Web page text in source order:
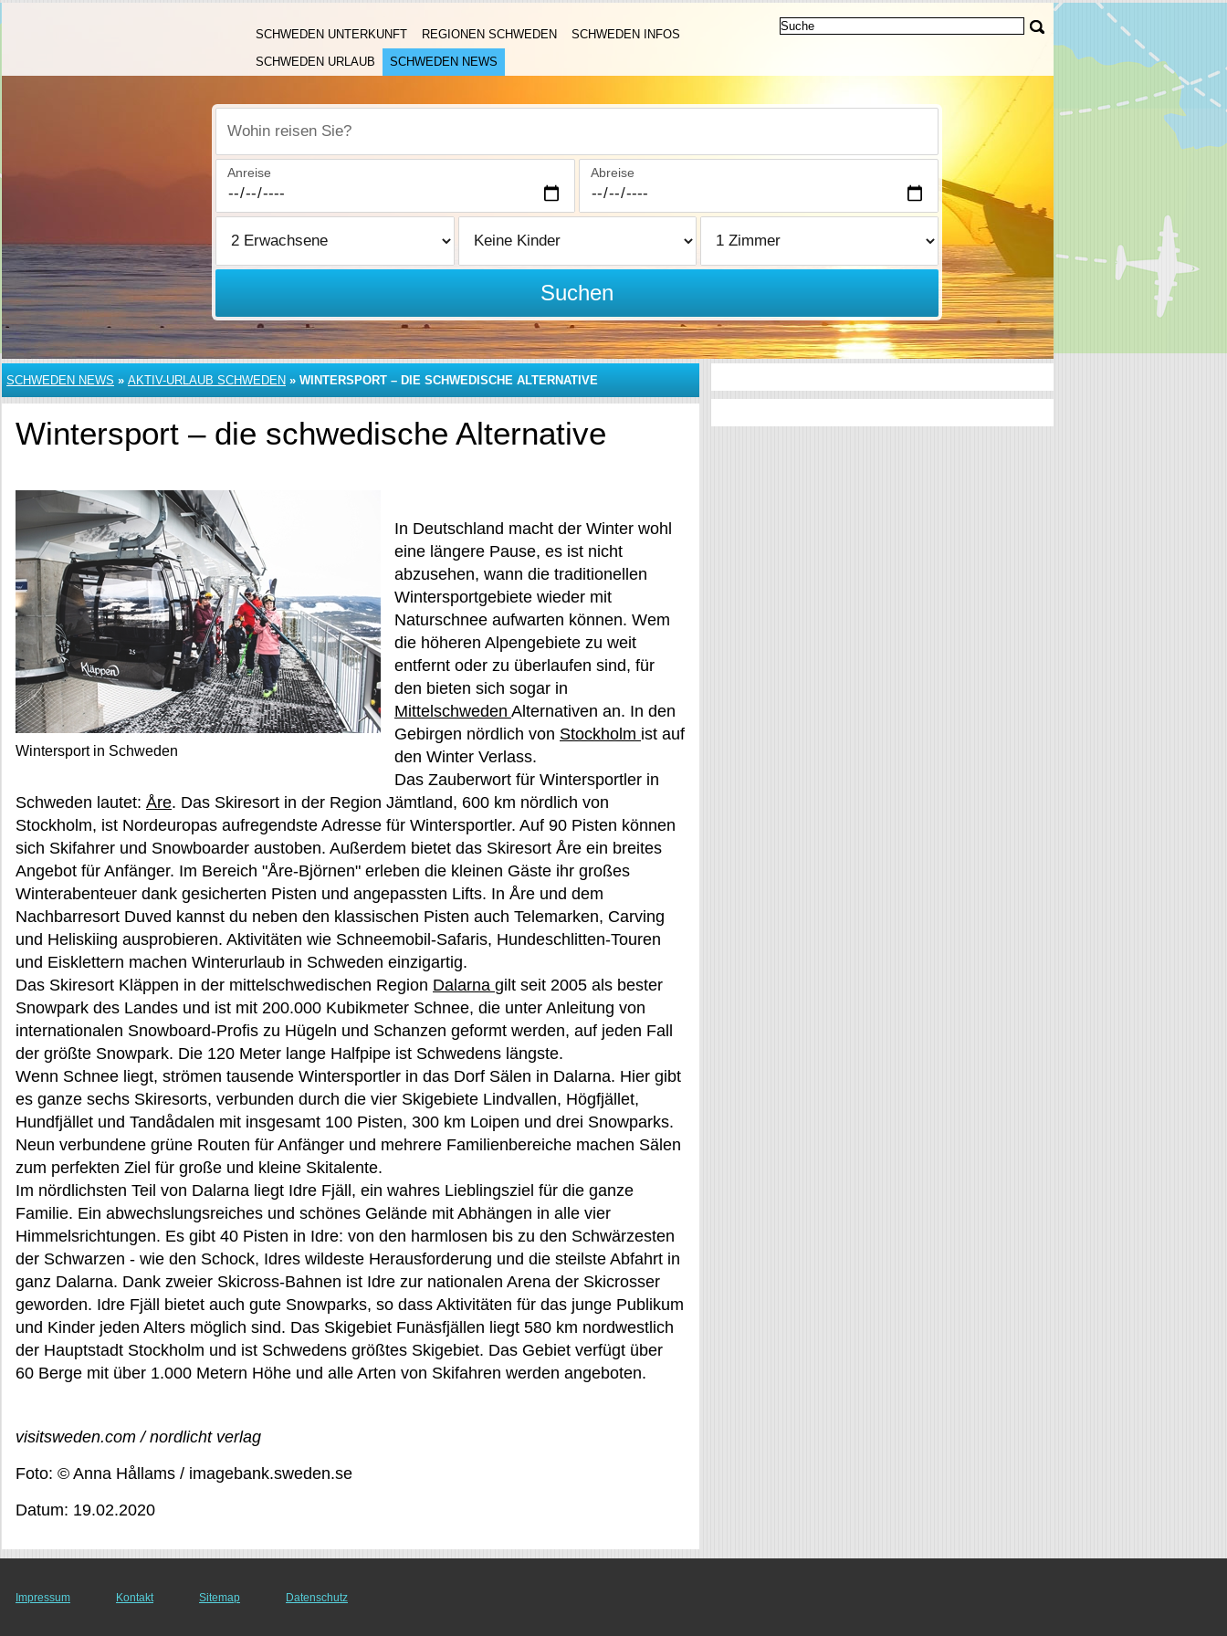
SCHWEDEN UNTERKUNFT REGIONEN SCHWEDEN
SCHWEDEN INFOS
SCHWEDEN URLAUB
SCHWEDEN NEWS
Wohin reisen Sie?
Anreise Abreise
Suchen
SCHWEDEN NEWS » AKTIV-URLAUB SCHWEDEN » WINTERSPORT – DIE SCHWEDISCHE ALTERNATIVE
Wintersport – die schwedische Alternative
Wintersport in Schweden
In Deutschland macht der Winter wohl
eine längere Pause, es ist nicht
abzusehen, wann die traditionellen
Wintersportgebiete wieder mit
Naturschnee aufwarten können. Wem
die höheren Alpengebiete zu weit
entfernt oder zu überlaufen sind, für
den bieten sich sogar in
Mittelschweden Alternativen an. In den
Gebirgen nördlich von Stockholm ist auf
den Winter Verlass.
Das Zauberwort für Wintersportler in
Schweden lautet: Åre. Das Skiresort in der Region Jämtland, 600 km nördlich von
Stockholm, ist Nordeuropas aufregendste Adresse für Wintersportler. Auf 90 Pisten können
sich Skifahrer und Snowboarder austoben. Außerdem bietet das Skiresort Åre ein breites
Angebot für Anfänger. Im Bereich "Åre-Björnen" erleben die kleinen Gäste ihr großes
Winterabenteuer dank gesicherten Pisten und angepassten Lifts. In Åre und dem
Nachbarresort Duved kannst du neben den klassischen Pisten auch Telemarken, Carving
und Heliskiing ausprobieren. Aktivitäten wie Schneemobil-Safaris, Hundeschlitten-Touren
und Eisklettern machen Winterurlaub in Schweden einzigartig.
Das Skiresort Kläppen in der mittelschwedischen Region Dalarna gilt seit 2005 als bester
Snowpark des Landes und ist mit 200.000 Kubikmeter Schnee, die unter Anleitung von
internationalen Snowboard-Profis zu Hügeln und Schanzen geformt werden, auf jeden Fall
der größte Snowpark. Die 120 Meter lange Halfpipe ist Schwedens längste.
Wenn Schnee liegt, strömen tausende Wintersportler in das Dorf Sälen in Dalarna. Hier gibt
es ganze sechs Skiresorts, verbunden durch die vier Skigebiete Lindvallen, Högfjället,
Hundfjället und Tandådalen mit insgesamt 100 Pisten, 300 km Loipen und drei Snowparks.
Neun verbundene grüne Routen für Anfänger und mehrere Familienbereiche machen Sälen
zum perfekten Ziel für große und kleine Skitalente.
Im nördlichsten Teil von Dalarna liegt Idre Fjäll, ein wahres Lieblingsziel für die ganze
Familie. Ein abwechslungsreiches und schönes Gelände mit Abhängen in alle vier
Himmelsrichtungen. Es gibt 40 Pisten in Idre: von den harmlosen bis zu den Schwärzesten
der Schwarzen - wie den Schock, Idres wildeste Herausforderung und die steilste Abfahrt in
ganz Dalarna. Dank zweier Skicross-Bahnen ist Idre zur nationalen Arena der Skicrosser
geworden. Idre Fjäll bietet auch gute Snowparks, so dass Aktivitäten für das junge Publikum
und Kinder jeden Alters möglich sind. Das Skigebiet Funäsfjällen liegt 580 km nordwestlich
der Hauptstadt Stockholm und ist Schwedens größtes Skigebiet. Das Gebiet verfügt über
60 Berge mit über 1.000 Metern Höhe und alle Arten von Skifahren werden angeboten.
visitsweden.com / nordlicht verlag
Foto: © Anna Hållams / imagebank.sweden.se
Datum: 19.02.2020
Impressum Kontakt Sitemap Datenschutz